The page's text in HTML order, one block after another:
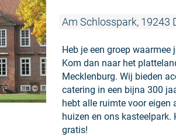
©
Am Schlosspark, 19243
Heb je een groep waarmee
Kom dan naar het
Mecklenburg. Wij bieden
catering in een bijna 300
hebt alle ruimte voor eigen
huizen en ons kasteelpark.
gratis!